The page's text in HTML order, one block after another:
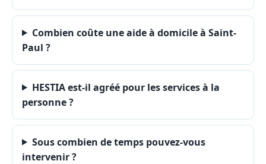
Combien coûte une aide à domicile à Saint-
Paul ?
HESTIA est-il agréé pour les services à la
personne ?
Sous combien de temps pouvez-vous
intervenir ?